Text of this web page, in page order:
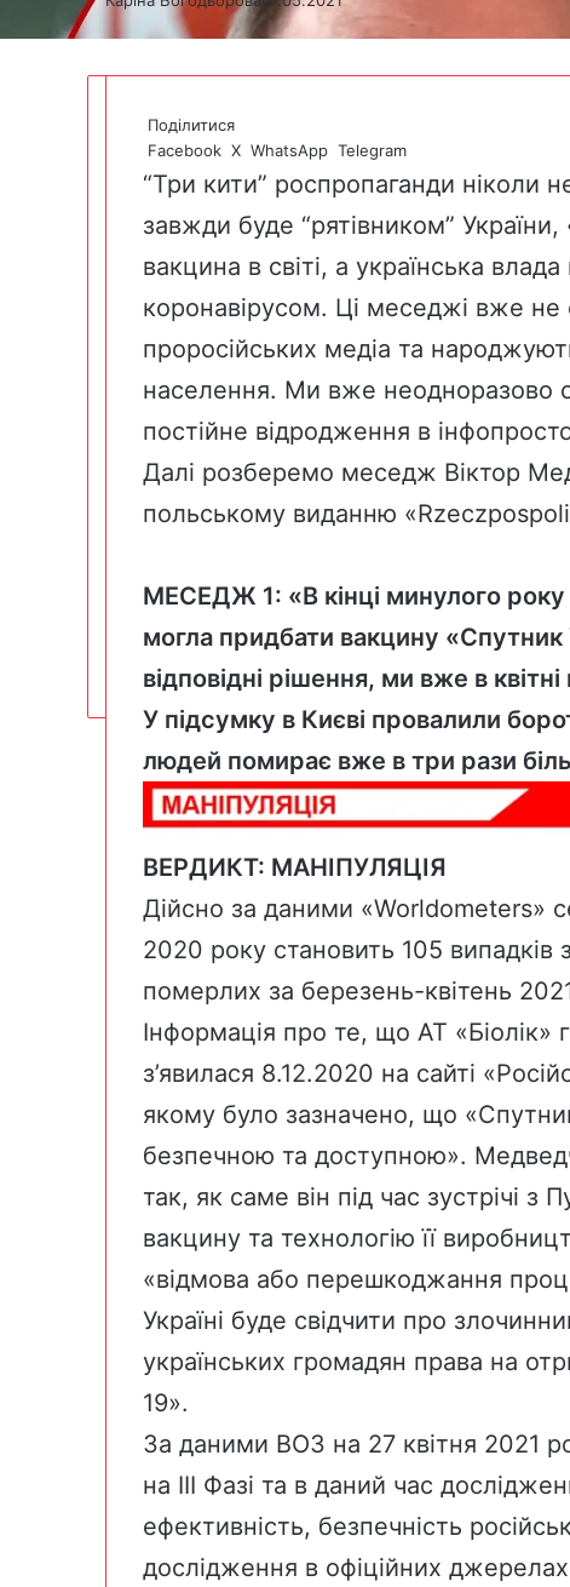
Поділитися
Facebook X WhatsApp Telegram
“Три кити” роспропаганди ніколи
завжди буде “рятівником”
вакцина в світі, а українська
коронавірусом. Ці меседжі вже не
проросійських медіа та
населення. Ми вже неодноразово
постійне відродження в
Далі розберемо меседж Віктор
польському виданню «
МЕСЕДЖ 1: «В кінці минулого
могла придбати вакцину
відповідні рішення, ми вже в
У підсумку в Києві провалили
людей помирає вже в три рази
ВЕРДИКТ: МАНІПУЛЯЦІЯ
Дійсно за даними «Worldometers»
2020 року становить 105 випадків
померлих за березень-квітень
Інформація про те, що АТ «Біолік»
з’явилася 8.12.2020 на сайті
якому було зазначено, що
безпечною та доступною».
так, як саме він під час зустрічі з
вакцину та технологію її
«відмова або перешкоджання
Україні буде свідчити про
українських громадян права на
19».
За даними ВОЗ на 27 квітня 2021
на III Фазі та в даний час
ефективність, безпечність
дослідження в офіційних